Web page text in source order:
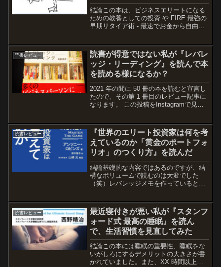
知りました
結論この本は、ビジネスエリートになる
ための教養としての投資 や FIRE 最強の
早期リタイア術 - 最速でお金から自由に
することが出来たので、割と楽しかった
です。今ま...
読書レビュー
読書が得意ではない私が『レバレ
ッジ・リーディング』を読んで本
を読める様になるか？
2021 年の間に 50 冊の本を読むと宣言し
たので、その第 1 冊目のレビュー記事に
なります。 この投稿をInstagramで見る
と、久々に本...
読書レビュー
『世界のエリート投資家は何を考
えているのか「黄金のポートフォ
リオ」のつくり方』を読んだ
結論基礎的な内容ではあるのですが、結
構なボリュームで読むのは大変でした
（笑）レバレッジメモを作っているとき
分けれていないと感じたので、もう少し
勉強したら読み返してみたい...
読書レビュー
最近寝付きが悪い私が『スタンフ
ォード式 最高の睡眠』を読ん
で、生活習慣を見直してみた
結論この本には睡眠の重要性、睡眠をな
いがしろにするデメリットの大きさが書
かれていました。また、XX 時間以上寝